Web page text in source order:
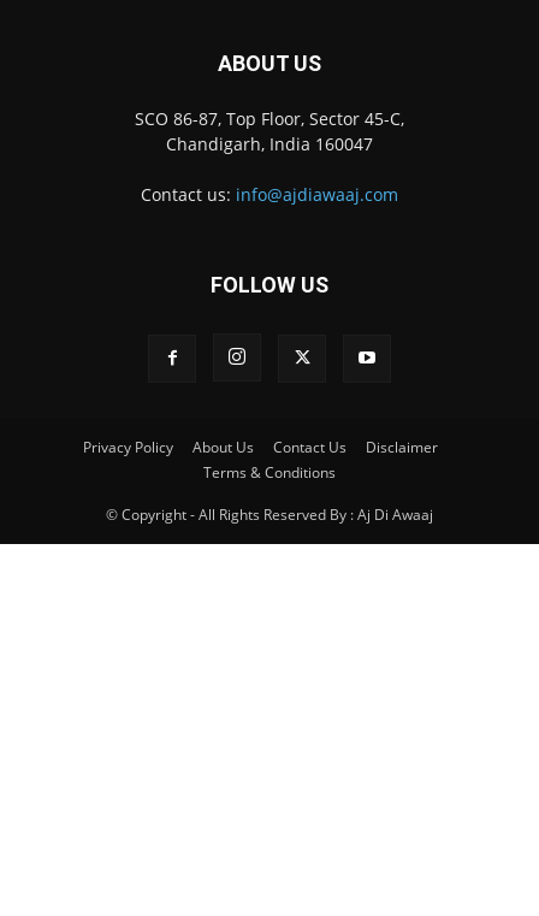
ABOUT US
SCO 86-87, Top Floor, Sector 45-C,
Chandigarh, India 160047
Contact us: info@ajdiawaaj.com
FOLLOW US
Privacy Policy About Us Contact Us
Disclaimer
Terms & Conditions
© Copyright - All Rights Reserved By : Aj Di Awaaj